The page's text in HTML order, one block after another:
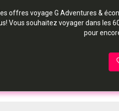
offres voyage G Adventures &
Vous souhaitez voyager dans les
pour